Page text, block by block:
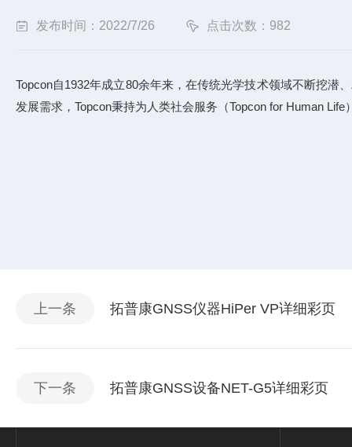
发布时间：2022/7/26 点击次数：982
Topcon自1932年成立80余年来，在传统光学技术领域不断挖
发展需求，Topcon秉持为人类社会服务（Topcon for Human
上一条 拓普康GNSS仪器HiPer VP详细彩页
下一条 拓普康GNSS设备NET-G5详细彩页